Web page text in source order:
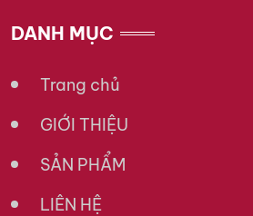
DANH MỤC
Trang chủ
GIỚI THIỆU
SẢN PHẨM
LIÊN HỆ